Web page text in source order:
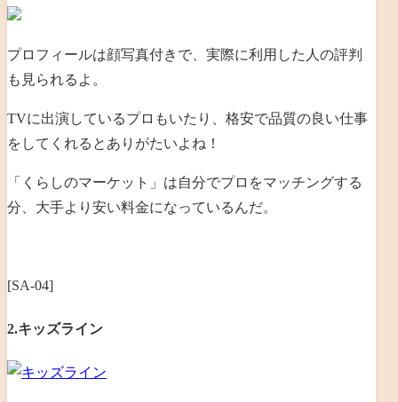
プロフィールは顔写真付きで、実際に利用した人の評判
も見られるよ。
TVに出演しているプロもいたり、格安で品質の良い仕事
をしてくれるとありがたいよね！
「くらしのマーケット」は自分でプロをマッチングする
分、大手より安い料金になっているんだ。
[SA-04]
2.キッズライン